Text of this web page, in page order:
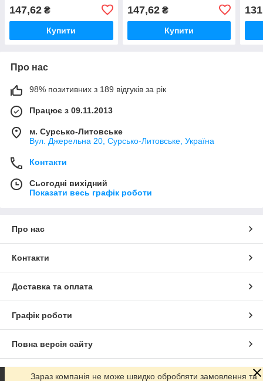
147,62 ₴
Купити
147,62₴
Купити
Про нас
98% позитивних з 189 відгуків за рік
Працює з 09.11.2013
м. Сурсько-Литовське
Вул. Джерельна 20, Сурсько-Литовське, Україна
Контакти
Сьогодні вихідний
Показати весь графік роботи
Про нас
Контакти
Доставка та оплата
Графік роботи
Повна версія сайту
Сайт створено на маркетплейсі Prom.ua
Зараз компанія не може швидко обробляти замовлення та